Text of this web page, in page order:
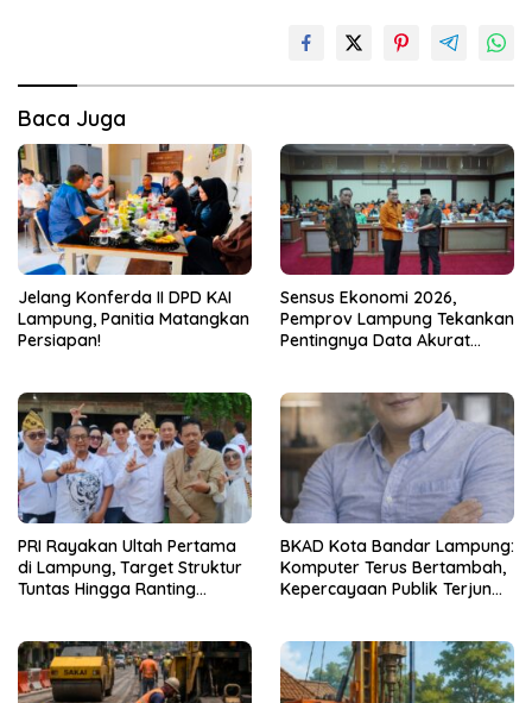
Baca Juga
Jelang Konferda II DPD KAI
Lampung, Panitia Matangkan
Persiapan!
Sensus Ekonomi 2026,
Pemprov Lampung Tekankan
Pentingnya Data Akurat
PRI Rayakan Ultah Pertama
di Lampung, Target Struktur
Tuntas Hingga Ranting
BKAD Kota Bandar Lampung:
Komputer Terus Bertambah,
Kepercayaan Publik Terjun